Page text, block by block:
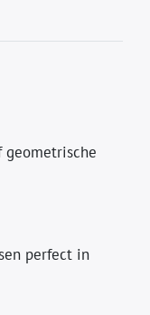
geometrische
perfect in